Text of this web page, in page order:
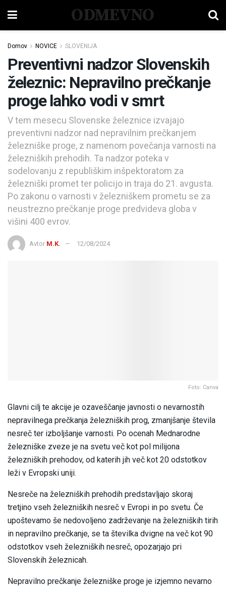
ODMEVNO
Domov NOVICE SLOVENIJA
Preventivni nadzor Slovenskih
železnic: Nepravilno prečkanje
proge lahko vodi v smrt
V tem mesecu Slovenske železnice izvajajo
preventivni nadzor nad nepravilnim prečkanjem
železniške proge, z namenom povečanja varnosti na
železniških prehodih. Ta nadzor poteka v
sodelovanju z republiškim inšpektoratom za
železniški promet ter policijo in traja do 21. avgusta.
Po zakonu o varnosti v železniškem prometu se za
neustrezno prečkanje proge predvideva globa v
višini 400 evrov.
Avtor M.K. 12/08/2024
Foto: Canva
Glavni cilj te akcije je ozaveščanje javnosti o nevarnostih
nepravilnega prečkanja železniških prog, zmanjšanje števila
nesreč ter izboljšanje varnosti. Po ocenah Mednarodne
železniške zveze je na svetu več kot pol milijona
železniških prehodov, od katerih jih več kot 20 odstotkov
leži v Evropski uniji.
Nesreče na železniških prehodih predstavljajo skoraj
tretjino vseh železniških nesreč v Evropi in po svetu. Če
upoštevamo še nedovoljeno zadrževanje na železniških tirih
in nepravilno prečkanje, se ta številka dvigne na več kot 90
odstotkov vseh železniških nesreč, opozarjajo pri
Slovenskih železnicah.
Nepravilno prečkanje železniške proge je izjemno nevarno